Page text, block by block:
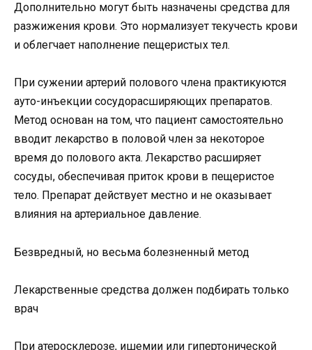
Дополнительно могут быть назначены средства для
разжижения крови. Это нормализует текучесть крови
и облегчает наполнение пещеристых тел.
При сужении артерий полового члена практикуются
ауто-инъекции сосудорасширяющих препаратов.
Метод основан на том, что пациент самостоятельно
вводит лекарство в половой член за некоторое
время до полового акта. Лекарство расширяет
сосуды, обеспечивая приток крови в пещеристое
тело. Препарат действует местно и не оказывает
влияния на артериальное давление.
Безвредный, но весьма болезненный метод
Лекарственные средства должен подбирать только
врач
При атеросклерозе, ишемии или гипертонической